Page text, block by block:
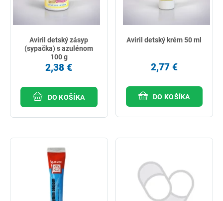
Aviril detský zásyp
(sypačka) s azulénom
100 g
2,38 €
DO KOŠÍKA
Aviril detský krém 50 ml
2,77 €
DO KOŠÍKA